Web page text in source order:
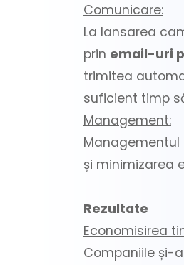
Comunicare:
La lansarea
prin email-uri
trimitea
suficient timp
Management:
Managementul
și minimizarea
Rezultate
Economisirea
Companiile și-